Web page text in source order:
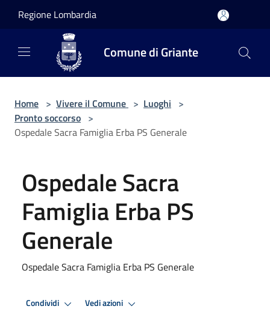
Regione Lombardia
Comune di Griante
Home > Vivere il Comune > Luoghi >
Pronto soccorso >
Ospedale Sacra Famiglia Erba PS Generale
Ospedale Sacra
Famiglia Erba PS
Generale
Ospedale Sacra Famiglia Erba PS Generale
Condividi Vedi azioni